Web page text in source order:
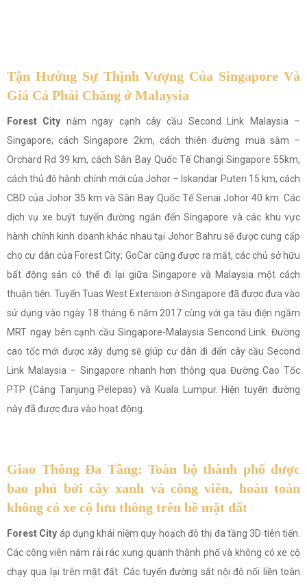
Tận Hưởng Sự Thịnh Vượng Của Singapore Và
Giá Cả Phải Chăng ở Malaysia
Forest City nằm ngay cạnh cây cầu Second Link Malaysia –
Singapore; cách Singapore 2km, cách thiên đường mua sắm –
Orchard Rd 39 km, cách Sân Bay Quốc Tế Changi Singapore 55km,
cách thủ đô hành chính mới của Johor – Iskandar Puteri 15 km, cách
CBD của Johor 35 km và Sân Bay Quốc Tế Senai Johor 40 km. Các
dịch vụ xe buýt tuyến đường ngắn đến Singapore và các khu vực
hành chính kinh doanh khác nhau tại Johor Bahru sẽ được cung cấp
cho cư dân của Forest City; GoCar cũng được ra mắt, các chủ sở hữu
bất động sản có thể đi lại giữa Singapore và Malaysia một cách
thuận tiện. Tuyến Tuas West Extension ở Singapore đã được đưa vào
sử dụng vào ngày 18 tháng 6 năm 2017 cùng với ga tàu điện ngầm
MRT ngay bên cạnh cầu Singapore-Malaysia Sencond Link. Đường
cao tốc mới được xây dựng sẽ giúp cư dân đi đến cây cầu Second
Link Malaysia – Singapore nhanh hơn thông qua Đường Cao Tốc
PTP (Cảng Tanjung Pelepas) và Kuala Lumpur. Hiện tuyến đường
này đã được đưa vào hoạt động.
Giao Thông Đa Tầng: Toàn bộ thành phố được
bao phủ bởi cây xanh và công viên, hoàn toàn
không có xe cộ lưu thông trên bề mặt đất
Forest City áp dụng khái niệm quy hoạch đô thị đa tầng 3D tiên tiến.
Các công viên nằm rải rác xung quanh thành phố và không có xe cộ
chạy qua lại trên mặt đất. Các tuyến đường sắt nội đô nối liền toàn